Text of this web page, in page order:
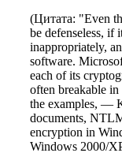
(Цитата: "Even
be defenseless, if
inappropriately,
software.
each of its
often breakable
the examples, —
documents,
encryption in
Windows 2000/